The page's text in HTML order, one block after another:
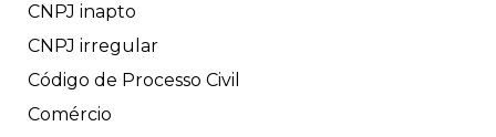
CNPJ inapto
CNPJ irregular
Código de Processo Civil
Comércio